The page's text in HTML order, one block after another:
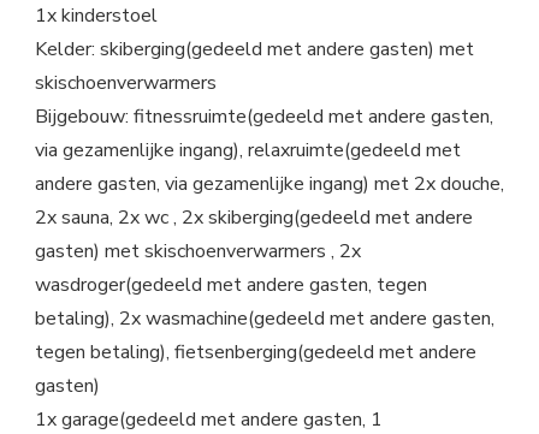
1x kinderstoel
Kelder: skiberging(gedeeld met andere gasten) met
skischoenverwarmers
Bijgebouw: fitnessruimte(gedeeld met andere gasten,
via gezamenlijke ingang), relaxruimte(gedeeld met
andere gasten, via gezamenlijke ingang) met 2x douche,
2x sauna, 2x wc , 2x skiberging(gedeeld met andere
gasten) met skischoenverwarmers , 2x
wasdroger(gedeeld met andere gasten, tegen
betaling), 2x wasmachine(gedeeld met andere gasten,
tegen betaling), fietsenberging(gedeeld met andere
gasten)
1x garage(gedeeld met andere gasten, 1